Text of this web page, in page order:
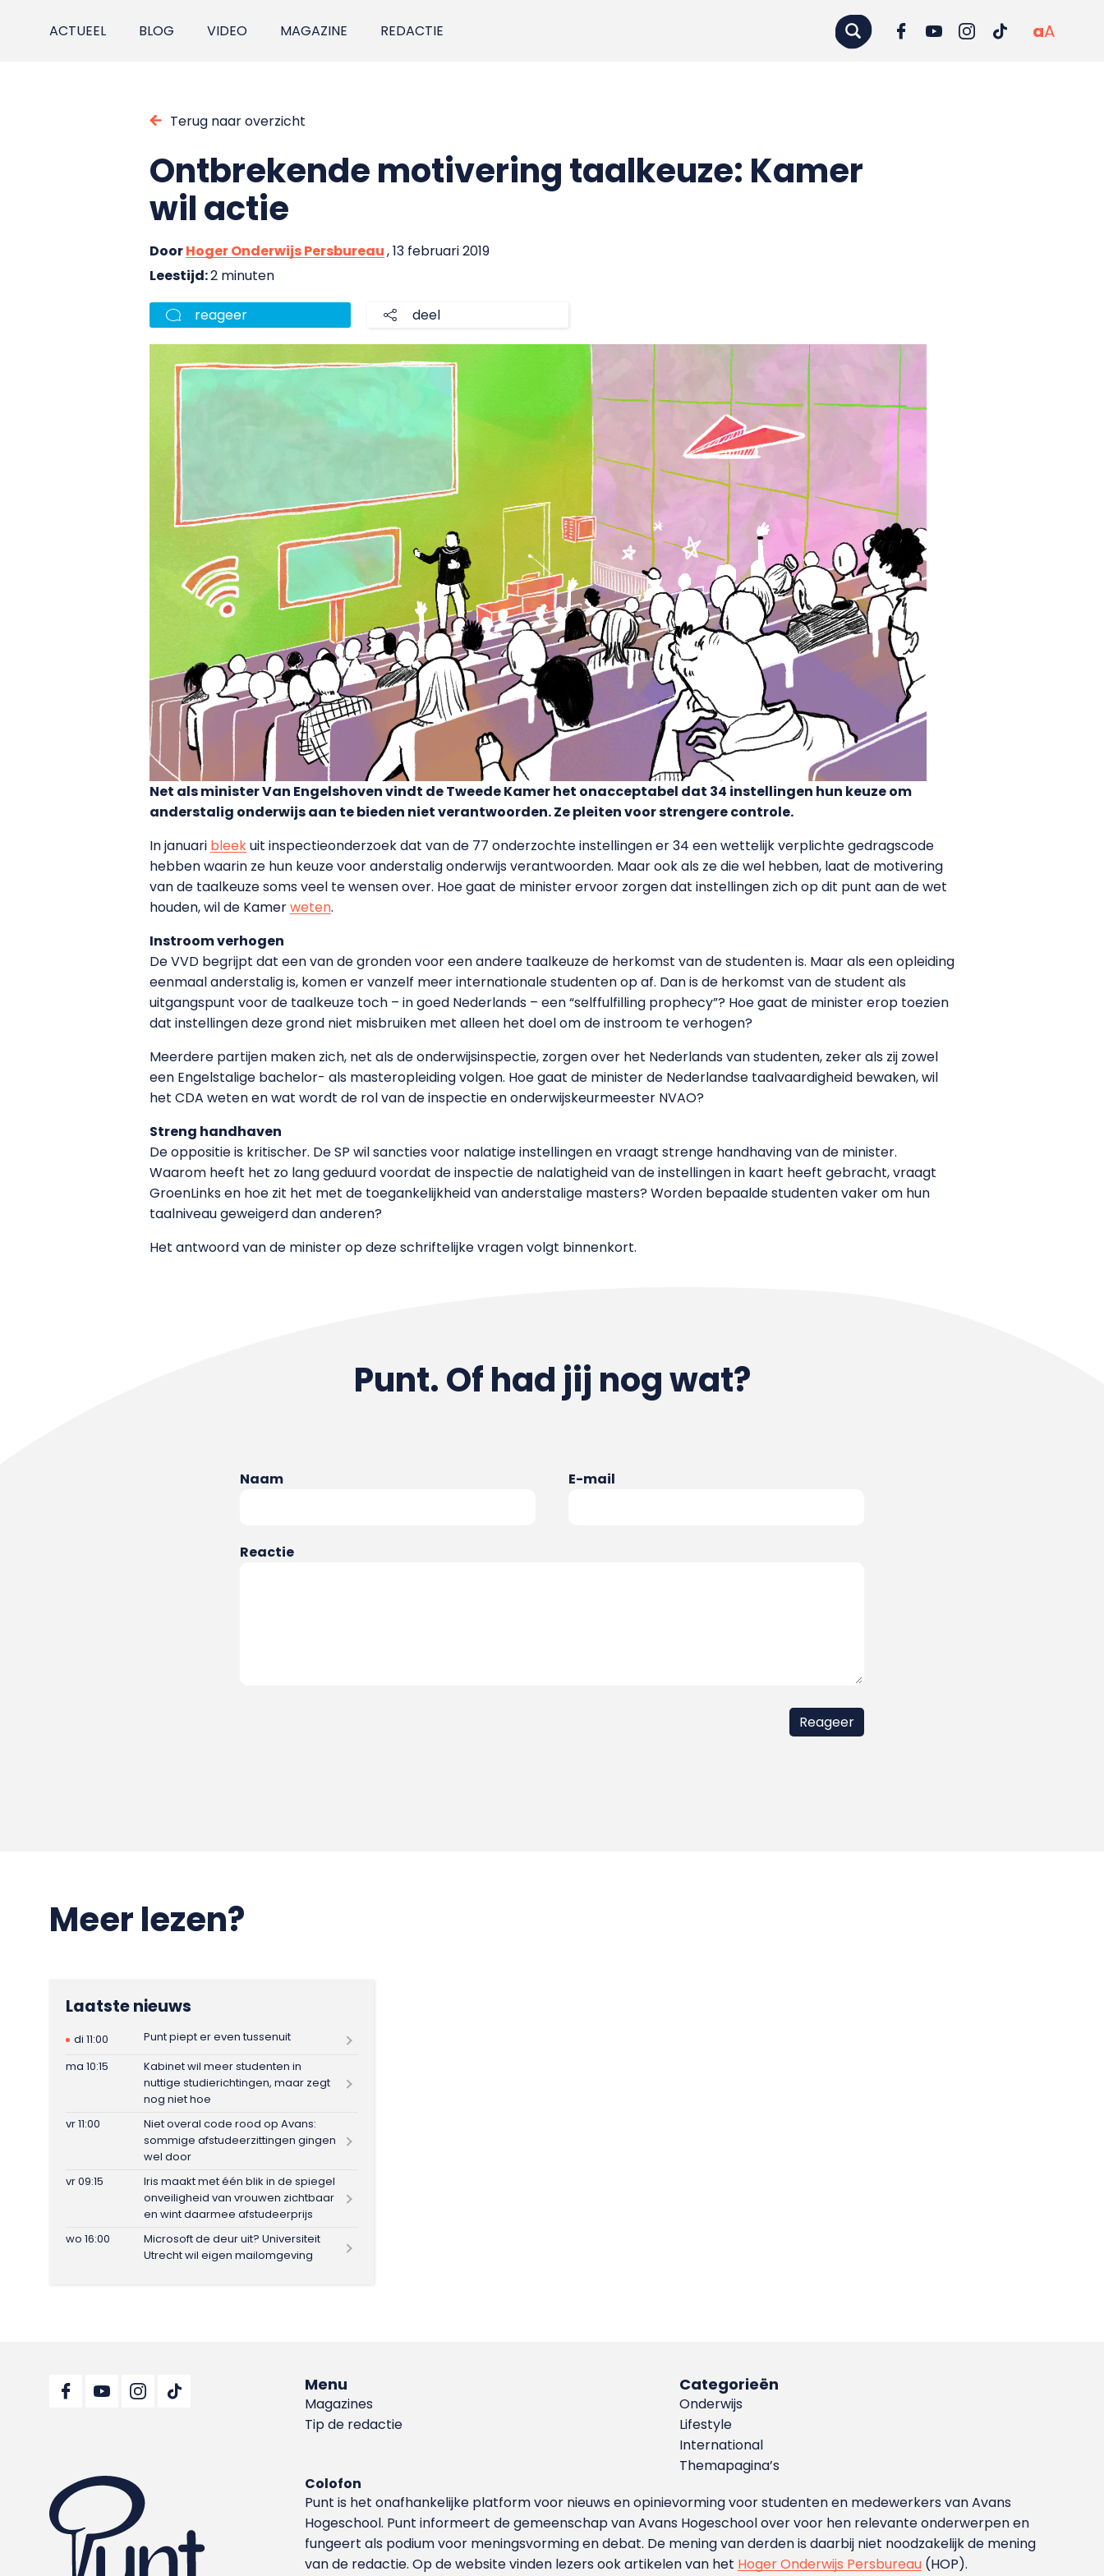
ACTUEEL BLOG VIDEO MAGAZINE REDACTIE aA
Terug naar overzicht
Ontbrekende motivering taalkeuze: Kamer
wil actie
DoorHoger Onderwijs Persbureau, 13 februari 2019
Leestijd:2 minuten
reageer deel
Net als minister Van Engelshoven vindt de Tweede Kamer het onacceptabel dat 34 instellingen hun keuze om
anderstalig onderwijs aan te bieden niet verantwoorden. Ze pleiten voor strengere controle.
In januari bleekuit inspectieonderzoek dat van de 77 onderzochte instellingen er 34 een wettelijk verplichte gedragscode
hebben waarin ze hun keuze voor anderstalig onderwijs verantwoorden. Maar ook als ze die wel hebben, laat de motivering
van de taalkeuze soms veel te wensen over. Hoe gaat de minister ervoor zorgen dat instellingen zich op dit punt aan de wet
houden, wil de Kamerweten.
Instroom verhogen
De VVD begrijpt dat een van de gronden voor een andere taalkeuze de herkomst van de studenten is. Maar als een opleiding
eenmaal anderstalig is, komen er vanzelf meer internationale studenten op af. Dan is de herkomst van de student als
uitgangspunt voor de taalkeuze toch – in goed Nederlands – een “selffulfilling prophecy”? Hoe gaat de minister erop toezien
dat instellingen deze grond niet misbruiken met alleen het doel om de instroom te verhogen?
Meerdere partijen maken zich, net als de onderwijsinspectie, zorgen over het Nederlands van studenten, zeker als zij zowel
een Engelstalige bachelor- als masteropleiding volgen. Hoe gaat de minister de Nederlandse taalvaardigheid bewaken, wil
het CDA weten en wat wordt de rol van de inspectie en onderwijskeurmeester NVAO?
Streng handhaven
De oppositie is kritischer. De SP wil sancties voor nalatige instellingen en vraagt strenge handhaving van de minister.
Waarom heeft het zo lang geduurd voordat de inspectie de nalatigheid van de instellingen in kaart heeft gebracht, vraagt
GroenLinks en hoe zit het met de toegankelijkheid van anderstalige masters? Worden bepaalde studenten vaker om hun
taalniveau geweigerd dan anderen?
Het antwoord van de minister op deze schriftelijke vragen volgt binnenkort.
Punt. Of had jij nog wat?
Naam E-mail
Reactie
Meer lezen?
Laatste nieuws
di 11:00
Punt piept er even tussenuit
ma 10:15
Kabinet wil meer studenten in
nuttige studierichtingen, maar zegt
nog niet hoe
vr 11:00
Niet overal code rood op Avans:
sommige afstudeerzittingen gingen
wel door
vr 09:15
Iris maakt met één blik in de spiegel
onveiligheid van vrouwen zichtbaar
en wint daarmee afstudeerprijs
wo 16:00
Microsoft de deur uit? Universiteit
Utrecht wil eigen mailomgeving
Menu
Magazines
Tip de redactie
Categorieën
Onderwijs
Lifestyle
International
Themapagina’s
Colofon
Punt is het onafhankelijke platform voor nieuws en opinievorming voor studenten en medewerkers van Avans
Hoge­school. Punt informeert de gemeenschap van Avans Hogeschool over voor hen relevante onderwerpen en
fungeert als podium voor meningsvorming en debat. De mening van derden is daarbij niet noodzakelijk de mening
van de redactie. Op de website vinden lezers ook artikelen van het Hoger Onderwijs Persbureau (HOP).